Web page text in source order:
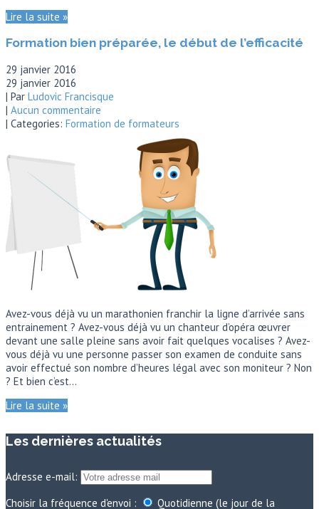
Lire la suite »
Formation bien préparée, le début de l’efficacité
29 janvier 2016
29 janvier 2016
| Par Ludovic Francisque
| Aucun commentaire
| Categories: Formation de formateurs
Avez-vous déjà vu un marathonien franchir la ligne d’arrivée sans
entrainement ? Avez-vous déjà vu un chanteur d’opéra œuvrer
devant une salle pleine sans avoir fait quelques vocalises ? Avez-
vous déjà vu une personne passer son examen de conduite sans
avoir effectué son nombre d’heures légal avec son moniteur ? Non
? Et bien c’est…
Lire la suite »
Les dernières actualités
Adresse e-mail:
Choisir la fréquence d'envoi :
Quotidienne (le jour de la